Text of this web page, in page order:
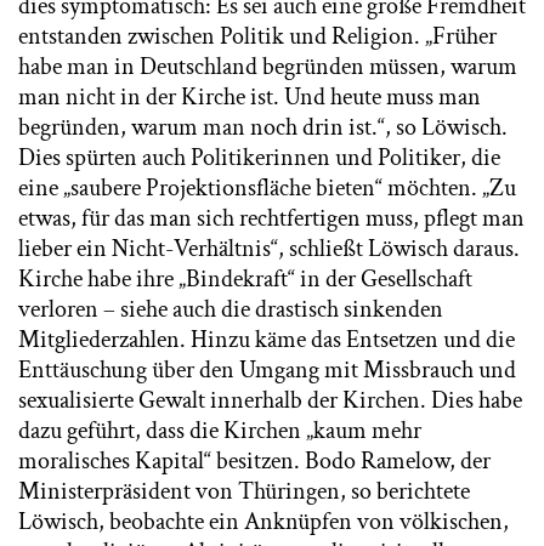
entstanden zwischen Politik und Religion. „Früher
habe man in Deutschland begründen müssen, warum
man nicht in der Kirche ist. Und heute muss man
begründen, warum man noch drin ist.“, so Löwisch.
Dies spürten auch Politikerinnen und Politiker, die
eine „saubere Projektionsfläche bieten“ möchten. „Zu
etwas, für das man sich rechtfertigen muss, pflegt man
lieber ein Nicht-Verhältnis“, schließt Löwisch daraus.
Kirche habe ihre „Bindekraft“ in der Gesellschaft
verloren – siehe auch die drastisch sinkenden
Mitgliederzahlen. Hinzu käme das Entsetzen und die
Enttäuschung über den Umgang mit Missbrauch und
sexualisierte Gewalt innerhalb der Kirchen. Dies habe
dazu geführt, dass die Kirchen „kaum mehr
moralisches Kapital“ besitzen. Bodo Ramelow, der
Ministerpräsident von Thüringen, so berichtete
Löwisch, beobachte ein Anknüpfen von völkischen,